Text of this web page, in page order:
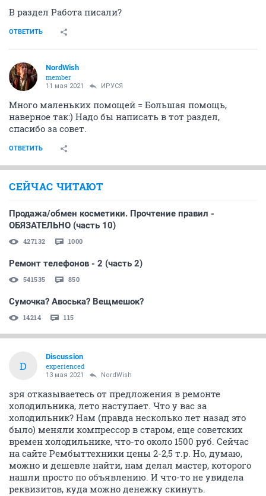
В раздел Работа писали?
ОТВЕТИТЬ
NordWish
member
11 мая 2021 ИРУСЯ
Много маленьких помощей = Большая помощь,
наверное так:) Надо бы написать в тот раздел,
спасибо за совет.
ОТВЕТИТЬ
СЕЙЧАС ЧИТАЮТ
Продажа/обмен косметики. Прочтение правил -
ОБЯЗАТЕЛЬНО (часть 10)
427132 1000
Ремонт телефонов - 2 (часть 2)
541535 850
Сумочка? Авоська? Вещмешок?
14214 115
D
Discussion
experienced
13 мая 2021 NordWish
зря отказываетесь от предложения в ремонте
холодильника, лето наступает. Что у вас за
холодильник? Нам (правда несколько лет назад это
было) меняли компрессор в старом, еще советских
времен холодильнике, что-то около 1500 руб. Сейчас
на сайте Рембыттехники цены 2-2,5 т.р. Но, думаю,
можно и дешевле найти, нам делал мастер, которого
нашли просто по объявлению. И что-то не увидела
реквизитов, куда можно денежку скинуть.